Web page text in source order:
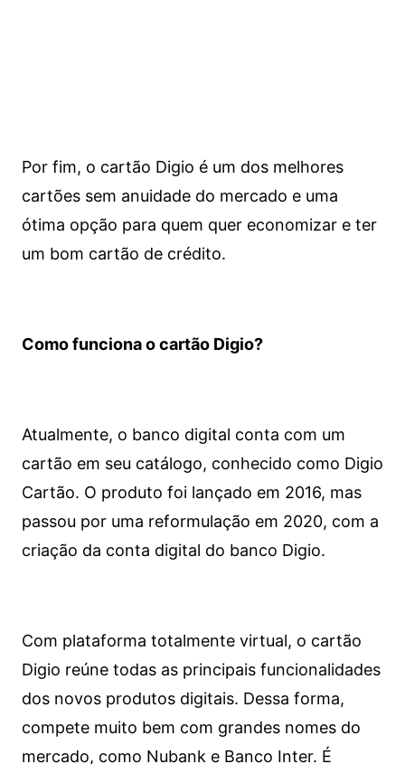
Por fim, o cartão Digio é um dos melhores
cartões sem anuidade do mercado e uma
ótima opção para quem quer economizar e ter
um bom cartão de crédito.
Como funciona o cartão Digio?
Atualmente, o banco digital conta com um
cartão em seu catálogo, conhecido como Digio
Cartão. O produto foi lançado em 2016, mas
passou por uma reformulação em 2020, com a
criação da conta digital do banco Digio.
Com plataforma totalmente virtual, o cartão
Digio reúne todas as principais funcionalidades
dos novos produtos digitais. Dessa forma,
compete muito bem com grandes nomes do
mercado, como Nubank e Banco Inter. É